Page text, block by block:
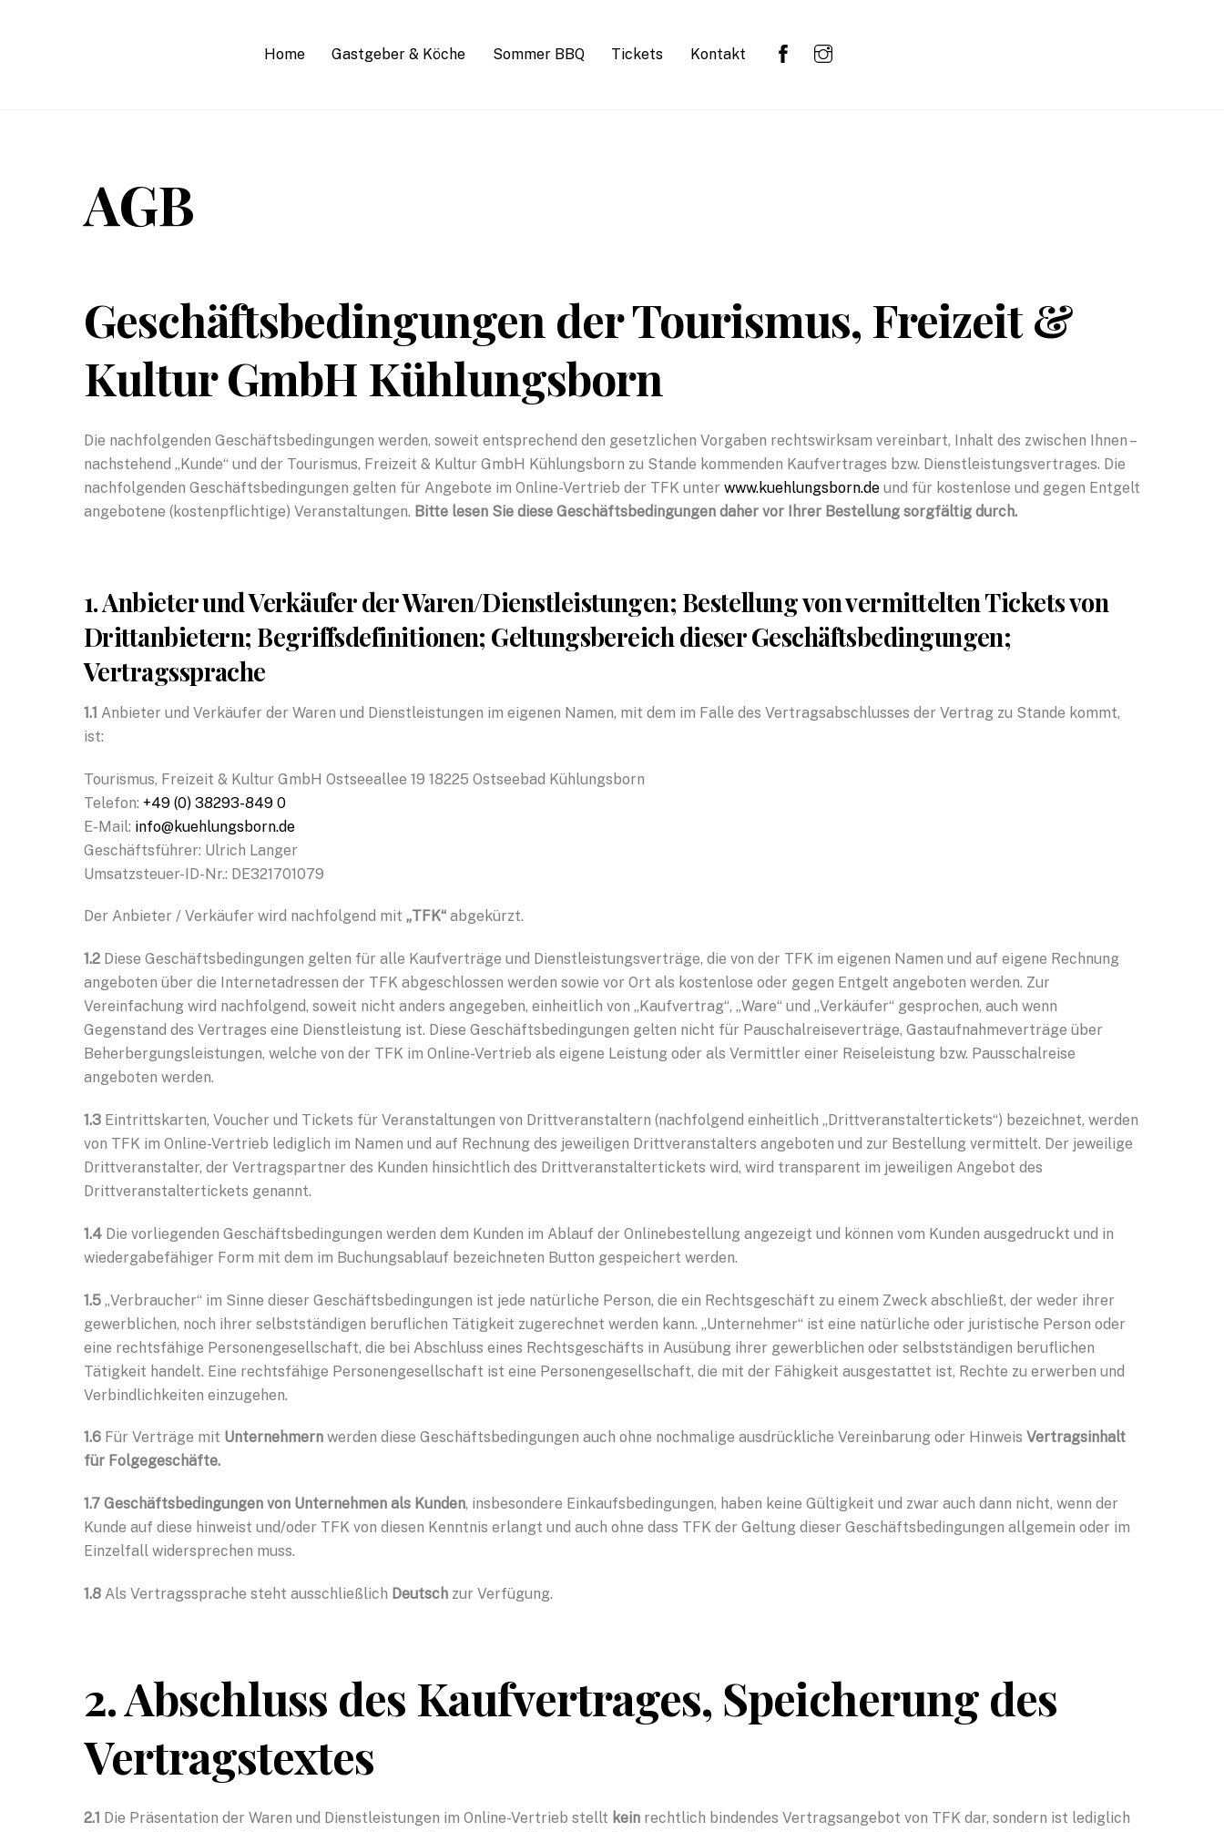
Home Gastgeber & Köche Sommer BBQ Tickets Kontakt
AGB
Geschäftsbedingungen der Tourismus, Freizeit &
Kultur GmbH Kühlungsborn
Die nachfolgenden Geschäftsbedingungen werden, soweit entsprechend den gesetzlichen Vorgaben rechtswirksam vereinbart, Inhalt des zwischen Ihnen –
nachstehend „Kunde“ und der Tourismus, Freizeit & Kultur GmbH Kühlungsborn zu Stande kommenden Kaufvertrages bzw. Dienstleistungsvertrages. Die
nachfolgenden Geschäftsbedingungen gelten für Angebote im Online-Vertrieb der TFK unter www.kuehlungsborn.de und für kostenlose und gegen Entgelt
angebotene (kostenpflichtige) Veranstaltungen. Bitte lesen Sie diese Geschäftsbedingungen daher vor Ihrer Bestellung sorgfältig durch.
1. Anbieter und Verkäufer der Waren/Dienstleistungen; Bestellung von vermittelten Tickets von
Drittanbietern; Begriffsdefinitionen; Geltungsbereich dieser Geschäftsbedingungen;
Vertragssprache
1.1 Anbieter und Verkäufer der Waren und Dienstleistungen im eigenen Namen, mit dem im Falle des Vertragsabschlusses der Vertrag zu Stande kommt,
ist:
Tourismus, Freizeit & Kultur GmbH Ostseeallee 19 18225 Ostseebad Kühlungsborn
Telefon: +49 (0) 38293-849 0
E-Mail: info@kuehlungsborn.de
Geschäftsführer: Ulrich Langer
Umsatzsteuer-ID-Nr.: DE321701079
Der Anbieter / Verkäufer wird nachfolgend mit „TFK“ abgekürzt.
1.2 Diese Geschäftsbedingungen gelten für alle Kaufverträge und Dienstleistungsverträge, die von der TFK im eigenen Namen und auf eigene Rechnung
angeboten über die Internetadressen der TFK abgeschlossen werden sowie vor Ort als kostenlose oder gegen Entgelt angeboten werden. Zur
Vereinfachung wird nachfolgend, soweit nicht anders angegeben, einheitlich von „Kaufvertrag“, „Ware“ und „Verkäufer“ gesprochen, auch wenn
Gegenstand des Vertrages eine Dienstleistung ist. Diese Geschäftsbedingungen gelten nicht für Pauschalreiseverträge, Gastaufnahmeverträge über
Beherbergungsleistungen, welche von der TFK im Online-Vertrieb als eigene Leistung oder als Vermittler einer Reiseleistung bzw. Pausschalreise
angeboten werden.
1.3 Eintrittskarten, Voucher und Tickets für Veranstaltungen von Drittveranstaltern (nachfolgend einheitlich „Drittveranstaltertickets“) bezeichnet, werden
von TFK im Online-Vertrieb lediglich im Namen und auf Rechnung des jeweiligen Drittveranstalters angeboten und zur Bestellung vermittelt. Der jeweilige
Drittveranstalter, der Vertragspartner des Kunden hinsichtlich des Drittveranstaltertickets wird, wird transparent im jeweiligen Angebot des
Drittveranstaltertickets genannt.
1.4 Die vorliegenden Geschäftsbedingungen werden dem Kunden im Ablauf der Onlinebestellung angezeigt und können vom Kunden ausgedruckt und in
wiedergabefähiger Form mit dem im Buchungsablauf bezeichneten Button gespeichert werden.
1.5 „Verbraucher“ im Sinne dieser Geschäftsbedingungen ist jede natürliche Person, die ein Rechtsgeschäft zu einem Zweck abschließt, der weder ihrer
gewerblichen, noch ihrer selbstständigen beruflichen Tätigkeit zugerechnet werden kann. „Unternehmer“ ist eine natürliche oder juristische Person oder
eine rechtsfähige Personengesellschaft, die bei Abschluss eines Rechtsgeschäfts in Ausübung ihrer gewerblichen oder selbstständigen beruflichen
Tätigkeit handelt. Eine rechtsfähige Personengesellschaft ist eine Personengesellschaft, die mit der Fähigkeit ausgestattet ist, Rechte zu erwerben und
Verbindlichkeiten einzugehen.
1.6 Für Verträge mit Unternehmern werden diese Geschäftsbedingungen auch ohne nochmalige ausdrückliche Vereinbarung oder Hinweis Vertragsinhalt
für Folgegeschäfte.
1.7 Geschäftsbedingungen von Unternehmen als Kunden, insbesondere Einkaufsbedingungen, haben keine Gültigkeit und zwar auch dann nicht, wenn der
Kunde auf diese hinweist und/oder TFK von diesen Kenntnis erlangt und auch ohne dass TFK der Geltung dieser Geschäftsbedingungen allgemein oder im
Einzelfall widersprechen muss.
1.8 Als Vertragssprache steht ausschließlich Deutsch zur Verfügung.
2. Abschluss des Kaufvertrages, Speicherung des
Vertragstextes
2.1 Die Präsentation der Waren und Dienstleistungen im Online-Vertrieb stellt kein rechtlich bindendes Vertragsangebot von TFK dar, sondern ist lediglich